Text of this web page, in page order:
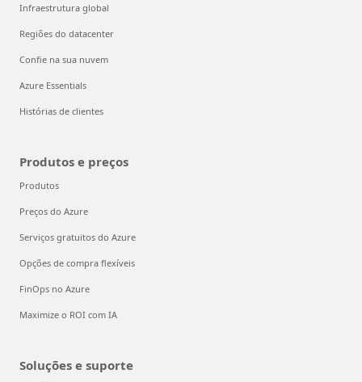
Infraestrutura global
Regiões do datacenter
Confie na sua nuvem
Azure Essentials
Histórias de clientes
Produtos e preços
Produtos
Preços do Azure
Serviços gratuitos do Azure
Opções de compra flexíveis
FinOps no Azure
Maximize o ROI com IA
Soluções e suporte